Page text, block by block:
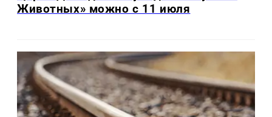
Животных» можно с 11 июля